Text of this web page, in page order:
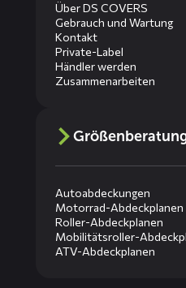
Über DS COVERS
Gebrauch und Wartung
Kontakt
Private-Label
Händler werden
Zusammenarbeiten
Autoabdeckungen
Motorrad-Abdeckplanen
Roller-Abdeckplanen
Mobilitätsroller-
ATV-Abdeckplanen